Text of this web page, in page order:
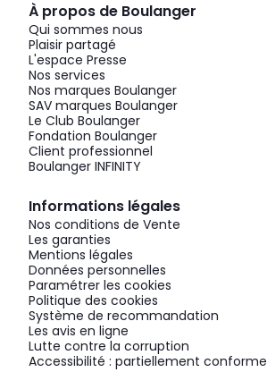
À propos de Boulanger
Qui sommes nous
Plaisir partagé
L'espace Presse
Nos services
Nos marques Boulanger
SAV marques Boulanger
Le Club Boulanger
Fondation Boulanger
Client professionnel
Boulanger INFINITY
Informations légales
Nos conditions de Vente
Les garanties
Mentions légales
Données personnelles
Paramétrer les cookies
Politique des cookies
Système de recommandation
Les avis en ligne
Lutte contre la corruption
Accessibilité : partiellement conforme